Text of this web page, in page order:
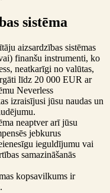
sistēma
aizsardzības sistēmas
finanšu instrumenti, ko
neatkarīgi no valūtas,
līdz 20 000 EUR ar
Neverless
izraisījusi jūsu naudas un
neaptver arī jūsu
jebkurus
ieguldījumu vai
samazināšanās
kopsavilkums ir